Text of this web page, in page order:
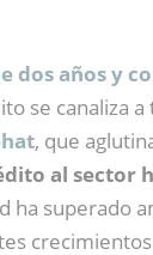
dos años y
se canaliza
, que
al sector
superado